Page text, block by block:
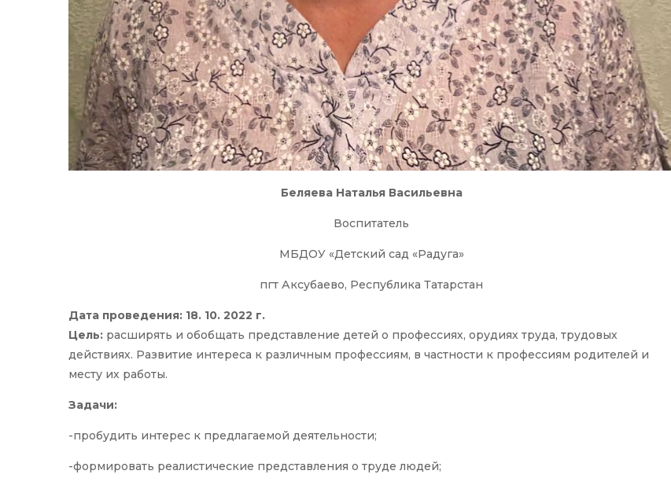
Беляева Наталья Васильевна
Воспитатель
МБДОУ «Детский сад «Радуга»
пгт Аксубаево, Республика Татарстан
Дата проведения: 18. 10. 2022 г.
Цель: расширять и обобщать представление детей о профессиях, орудиях труда, трудовых
действиях. Развитие интереса к различным профессиям, в частности к профессиям родителей и
месту их работы.
Задачи:
-пробудить интерес к предлагаемой деятельности;
-формировать реалистические представления о труде людей;